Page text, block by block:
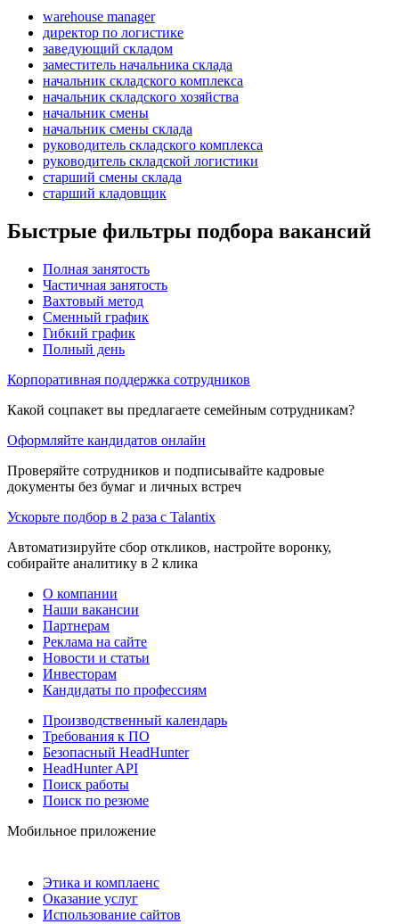
warehouse manager
директор по логистике
заведующий складом
заместитель начальника склада
начальник складского комплекса
начальник складского хозяйства
начальник смены
начальник смены склада
руководитель складского комплекса
руководитель складской логистики
старший смены склада
старший кладовщик
Быстрые фильтры подбора вакансий
Полная занятость
Частичная занятость
Вахтовый метод
Сменный график
Гибкий график
Полный день
Корпоративная поддержка сотрудников
Какой соцпакет вы предлагаете семейным сотрудникам?
Оформляйте кандидатов онлайн
Проверяйте сотрудников и подписывайте кадровые
документы без бумаг и личных встреч
Ускорьте подбор в 2 раза с Talantix
Автоматизируйте сбор откликов, настройте воронку,
собирайте аналитику в 2 клика
О компании
Наши вакансии
Партнерам
Реклама на сайте
Новости и статьи
Инвесторам
Кандидаты по профессиям
Производственный календарь
Требования к ПО
Безопасный HeadHunter
HeadHunter API
Поиск работы
Поиск по резюме
Мобильное приложение
Этика и комплаенс
Оказание услуг
Использование сайтов